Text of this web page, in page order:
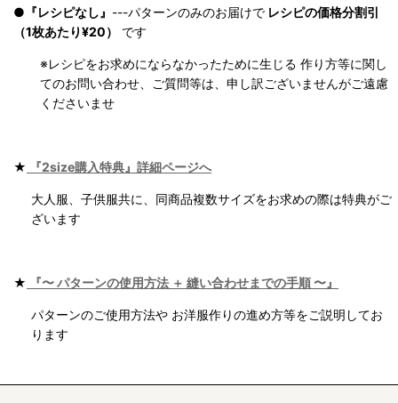
● 『レシピなし』 ---パターンのみのお届けで レシピの価格分割引
（1枚あたり¥20）
です
※レシピをお求めにならなかったために生じる 作り方等に関し
てのお問い合わせ、ご質問等は、申し訳ございませんがご遠慮
くださいませ
★ 『2size購入特典』詳細ページへ
大人服、子供服共に、同商品複数サイズをお求めの際は特典がご
ざいます
★ 『〜 パターンの使用方法 ＋ 縫い合わせまでの手順 〜』
パターンのご使用方法や お洋服作りの進め方等をご説明してお
ります